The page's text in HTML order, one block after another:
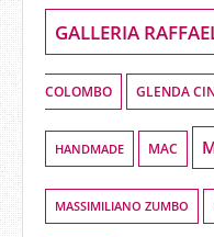
GALLERIA
COLOMBO GLENDA
HANDMADE MAC
MASSIMILIANO ZUMBO